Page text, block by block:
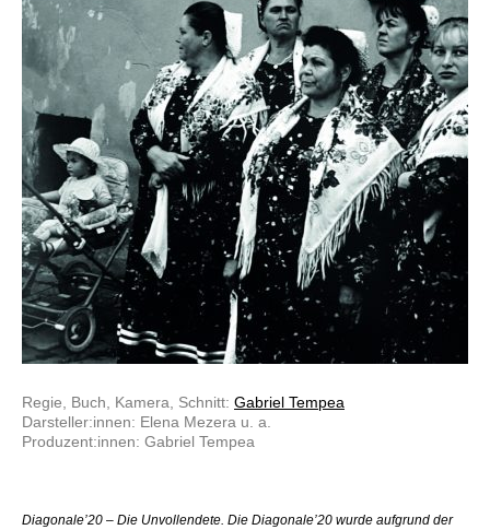
Regie, Buch, Kamera, Schnitt: Gabriel Tempea
Darsteller:innen: Elena Mezera u. a.
Produzent:innen: Gabriel Tempea
Diagonale’20 – Die Unvollendete. Die Diagonale’20 wurde aufgrund der